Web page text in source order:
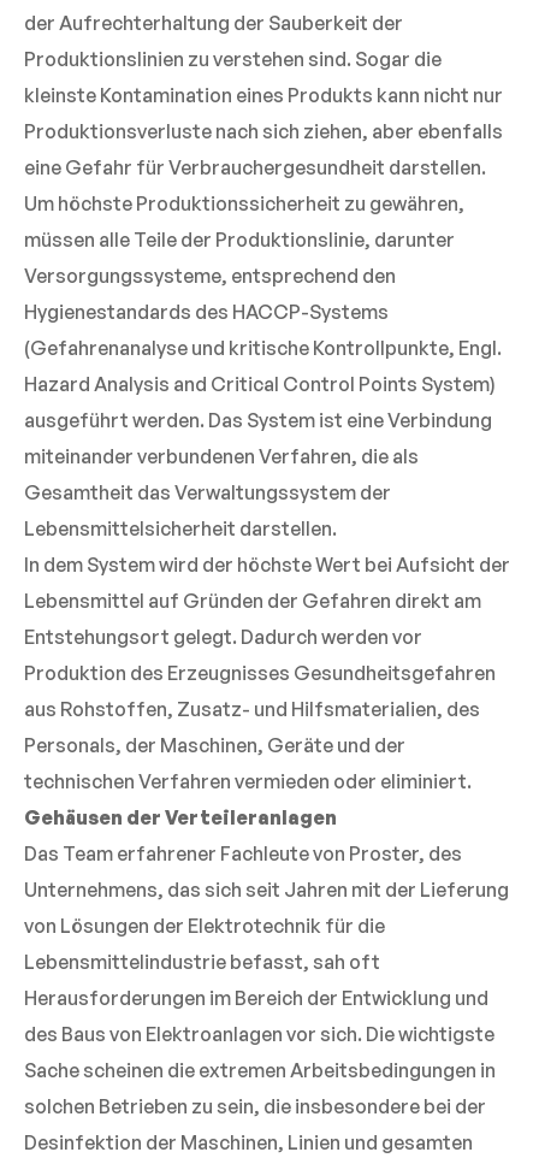
der Aufrechterhaltung der Sauberkeit der
Produktionslinien zu verstehen sind. Sogar die
kleinste Kontamination eines Produkts kann nicht nur
Produktionsverluste nach sich ziehen, aber ebenfalls
eine Gefahr für Verbrauchergesundheit darstellen.
Um höchste Produktionssicherheit zu gewähren,
müssen alle Teile der Produktionslinie, darunter
Versorgungssysteme, entsprechend den
Hygienestandards des HACCP-Systems
(Gefahrenanalyse und kritische Kontrollpunkte, Engl.
Hazard Analysis and Critical Control Points System)
ausgeführt werden. Das System ist eine Verbindung
miteinander verbundenen Verfahren, die als
Gesamtheit das Verwaltungssystem der
Lebensmittelsicherheit darstellen.
In dem System wird der höchste Wert bei Aufsicht der
Lebensmittel auf Gründen der Gefahren direkt am
Entstehungsort gelegt. Dadurch werden vor
Produktion des Erzeugnisses Gesundheitsgefahren
aus Rohstoffen, Zusatz- und Hilfsmaterialien, des
Personals, der Maschinen, Geräte und der
technischen Verfahren vermieden oder eliminiert.
Gehäusen der Verteileranlagen
Das Team erfahrener Fachleute von Proster, des
Unternehmens, das sich seit Jahren mit der Lieferung
von Lösungen der Elektrotechnik für die
Lebensmittelindustrie befasst, sah oft
Herausforderungen im Bereich der Entwicklung und
des Baus von Elektroanlagen vor sich. Die wichtigste
Sache scheinen die extremen Arbeitsbedingungen in
solchen Betrieben zu sein, die insbesondere bei der
Desinfektion der Maschinen, Linien und gesamten